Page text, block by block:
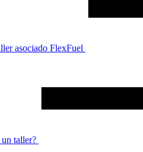
asociado FlexFuel
un taller?